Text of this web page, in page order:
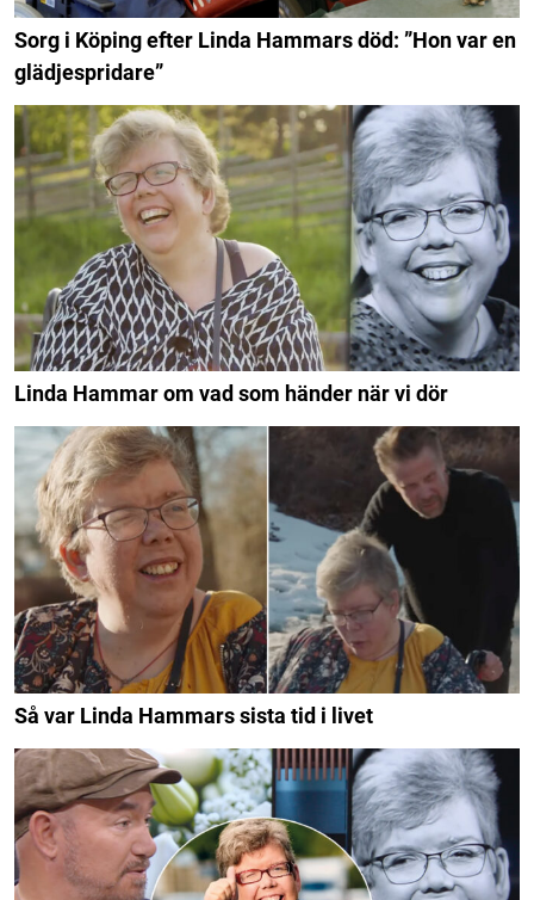
Sorg i Köping efter Linda Hammars död: ”Hon var en
glädjespridare”
Linda Hammar om vad som händer när vi dör
Så var Linda Hammars sista tid i livet